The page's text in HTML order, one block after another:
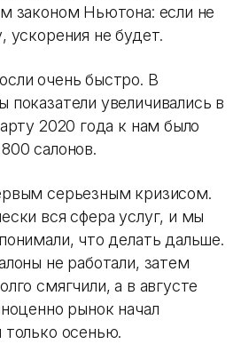
законом Ньютона: если не
ускорения не будет.
очень быстро. В
увеличивались в
2020 года к нам было
салонов.
серьезным кризисом.
вся сфера услуг, и мы
что делать дальше.
не работали, затем
смягчили, а в августе
рынок начал
только осенью.